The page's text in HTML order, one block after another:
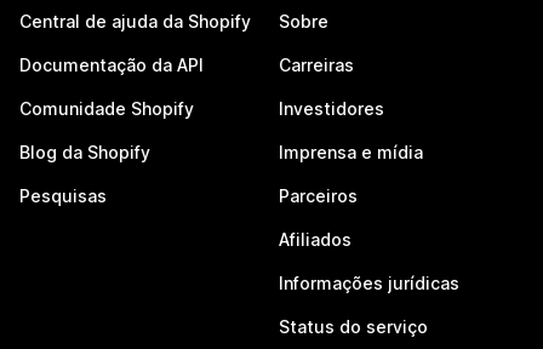
Central de ajuda da Shopify
Documentação da API
Comunidade Shopify
Blog da Shopify
Pesquisas
Sobre
Carreiras
Investidores
Imprensa e mídia
Parceiros
Afiliados
Informações jurídicas
Status do serviço